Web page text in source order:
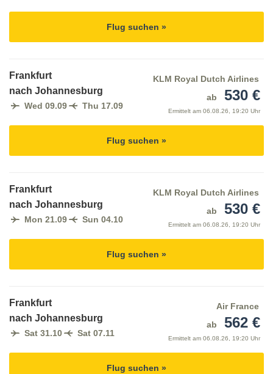
Flug suchen »
Frankfurt
nach Johannesburg
Wed 09.09 Thu 17.09
KLM Royal Dutch Airlines
ab
530 €
Ermittelt am 06.08.26, 19:20 Uhr
Flug suchen »
Frankfurt
nach Johannesburg
Mon 21.09 Sun 04.10
KLM Royal Dutch Airlines
ab
530 €
Ermittelt am 06.08.26, 19:20 Uhr
Flug suchen »
Frankfurt
nach Johannesburg
Sat 31.10 Sat 07.11
Air France
ab
562 €
Ermittelt am 06.08.26, 19:20 Uhr
Flug suchen »